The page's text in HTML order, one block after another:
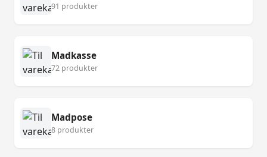
91 produkter
Madkasse
72 produkter
Madpose
8 produkter